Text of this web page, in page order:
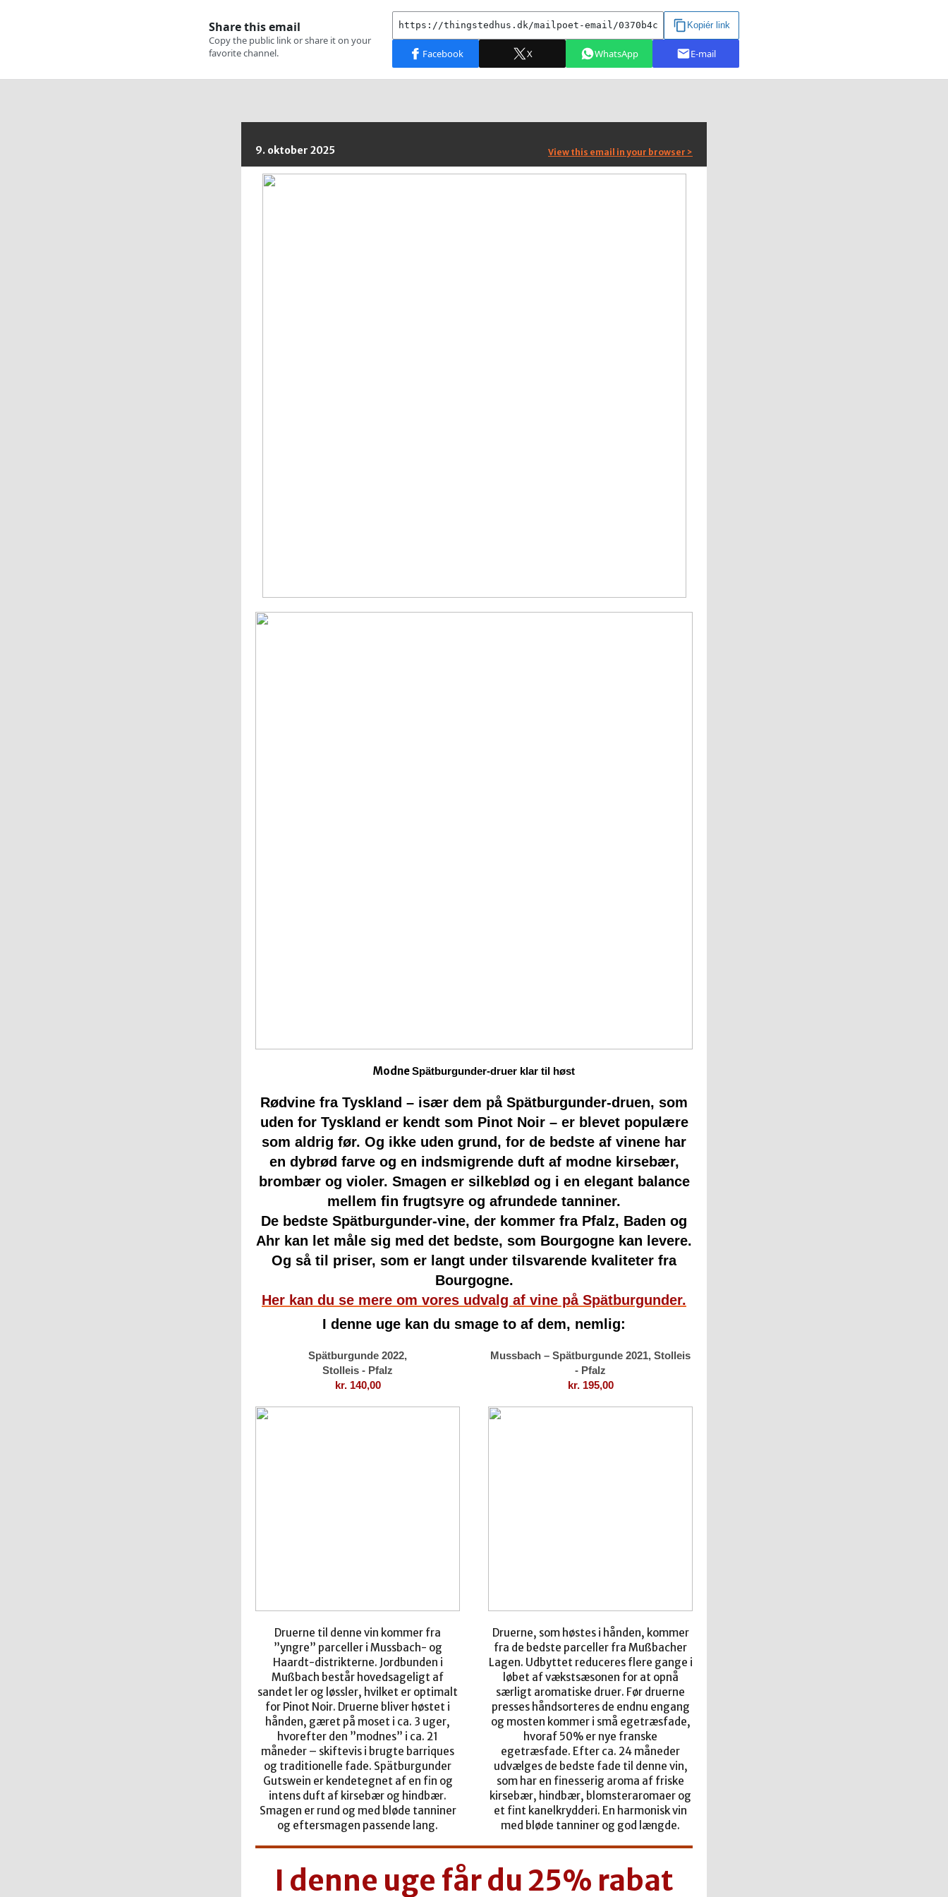
9. oktober 2025 View this email in your browser >
ModneSpätburgunder-druer klar til høst
Rødvine fra Tyskland – især dem på Spätburgunder-druen, som
uden for Tyskland er kendt som Pinot Noir – er blevet populære
som aldrig før. Og ikke uden grund, for de bedste af vinene har
en dybrød farve og en indsmigrende duft af modne kirsebær,
brombær og violer. Smagen er silkeblød og i en elegant balance
mellem fin frugtsyre og afrundede tanniner.
De bedste Spätburgunder-vine, der kommer fra Pfalz, Baden og
Ahr kan let måle sig med det bedste, som Bourgogne kan levere.
Og så til priser, som er langt under tilsvarende kvaliteter fra
Bourgogne.
Her kan du se mere om vores udvalg af vine på Spätburgunder.
I denne uge kan du smage to af dem, nemlig:
Spätburgunde 2022,
Stolleis - Pfalz
kr. 140,00
Druerne til denne vin kommer fra
”yngre” parceller i Mussbach- og
Haardt-distrikterne. Jordbunden i
Mußbach består hovedsageligt af
sandet ler og løssler, hvilket er optimalt
for Pinot Noir. Druerne bliver høstet i
hånden, gæret på moset i ca. 3 uger,
hvorefter den ”modnes” i ca. 21
måneder – skiftevis i brugte barriques
og traditionelle fade. Spätburgunder
Gutswein er kendetegnet af en fin og
intens duft af kirsebær og hindbær.
Smagen er rund og med bløde tanniner
og eftersmagen passende lang.
Mussbach – Spätburgunde 2021, Stolleis
- Pfalz
kr. 195,00
Druerne, som høstes i hånden, kommer
fra de bedste parceller fra Mußbacher
Lagen. Udbyttet reduceres flere gange i
løbet af vækstsæsonen for at opnå
særligt aromatiske druer. Før druerne
presses håndsorteres de endnu engang
og mosten kommer i små egetræsfade,
hvoraf 50% er nye franske
egetræsfade. Efter ca. 24 måneder
udvælges de bedste fade til denne vin,
som har en finesserig aroma af friske
kirsebær, hindbær, blomsteraromaer og
et fint kanelkrydderi. En harmonisk vin
med bløde tanniner og god længde.
I denne uge får du 25% rabat